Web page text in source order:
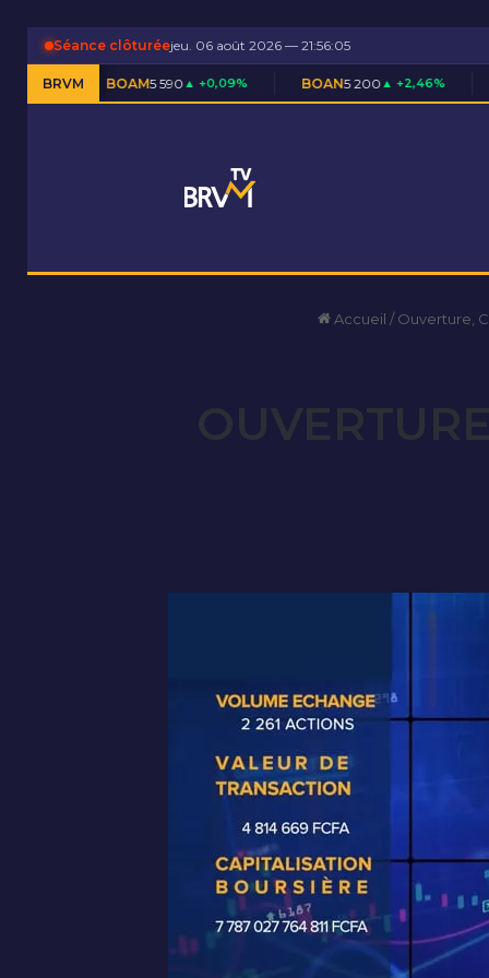
Séance clôturéejeu. 06 août 2026 — 21:56:06
BRVM
BOAM5 590▲ +0,09% BOAN5 200 ▲ +2,46% BOAS7 710
Accueil / Ouverture,